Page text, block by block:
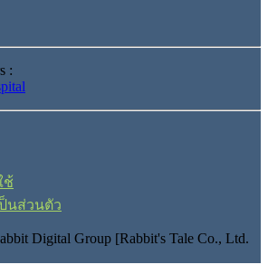
:
ช้
นส่วนตัว
Digital Group [Rabbit's Tale Co., Ltd.